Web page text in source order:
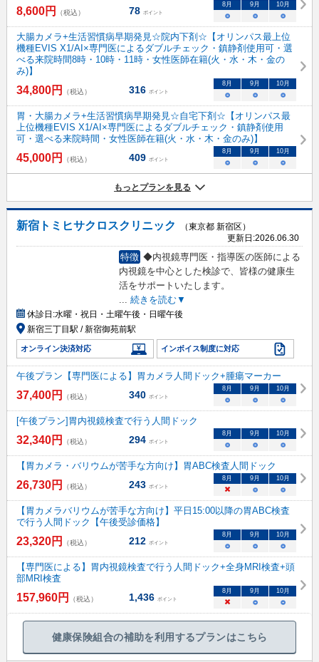
8,600円 （税込） 78 ポイント
8月 9月 10月
○ ○ ○
大腸カメラ+生活習慣病早期発見☆院内下剤☆【オリンパス最上位
機種EVIS X1/AI×専門医によるダブルチェック・鎮静剤使用可・選
べる来院時間8時・10時・11時・女性医師在籍(火・水・木・金の
み)】
34,800円 （税込） 316 ポイント
8月 9月 10月
○ ○ ○
胃・大腸カメラ+生活習慣病早期発見☆自宅下剤☆【オリンパス最
上位機種EVIS X1/AI×専門医によるダブルチェック・鎮静剤使用
可・選べる来院時間・女性医師在籍(火・水・木・金のみ)】
45,000円 （税込） 409 ポイント
8月 9月 10月
○ ○ ○
もっとプランを見る
新宿トミヒサクロスクリニック
（東京都 新宿区）
更新日:2026.06.30
特徴 ◆内視鏡専門医・指導医の医師による
内視鏡を中心とした検診で、皆様の健康生
活をサポートいたします。
... 続きを読む▼
休診日:水曜・祝日・土曜午後・日曜午後
新宿三丁目駅 / 新宿御苑前駅
オンライン決済対応 インボイス制度に対応
午後プラン【専門医による】胃カメラ人間ドック+腫瘍マーカー
37,400円 （税込） 340 ポイント
8月 9月 10月
○ ○ ○
[午後プラン]胃内視鏡検査で行う人間ドック
32,340円 （税込） 294 ポイント
8月 9月 10月
○ ○ ○
【胃カメラ・バリウムが苦手な方向け】胃ABC検査人間ドック
26,730円 （税込） 243 ポイント
8月 9月 10月
× ○ ○
【胃カメラバリウムが苦手な方向け】平日15:00以降の胃ABC検査
で行う人間ドック【午後受診価格】
23,320円 （税込） 212 ポイント
8月 9月 10月
○ ○ ○
【専門医による】胃内視鏡検査で行う人間ドック+全身MRI検査+頭
部MRI検査
157,960円 （税込） 1,436 ポイント
8月 9月 10月
× ○ ○
健康保険組合の補助を利用するプランはこちら